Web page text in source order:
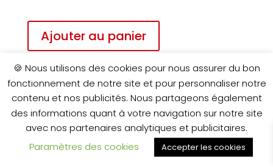
Petite
annonce
à
l'unité
(Emploi)
Ajouter au panier
🍪 Nous utilisons des cookies pour nous assurer du bon
fonctionnement de notre site et pour personnaliser notre
contenu et nos publicités. Nous partageons également
des informations quant à votre navigation sur notre site
avec nos partenaires analytiques et publicitaires.
Paramètres des cookies
Accepter les cookies